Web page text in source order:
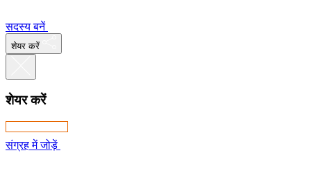
सदस्य बनें
शेयर करें
शेयर करें
संग्रह में जोड़ें